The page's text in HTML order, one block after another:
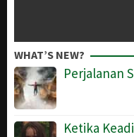
WHAT’S NEW?
Perjalanan
Ketika